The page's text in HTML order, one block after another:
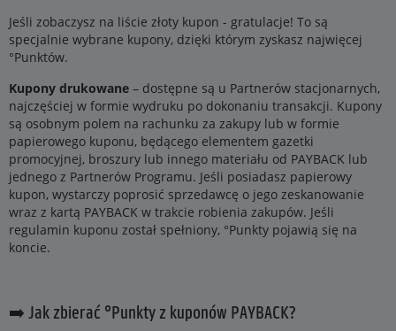
Jeśli zobaczysz na liście złoty kupon - gratulacje! To są
specjalnie wybrane kupony, dzięki którym zyskasz najwięcej
°Punktów.
Kupony drukowane – dostępne są u Partnerów stacjonarnych,
najczęściej w formie wydruku po dokonaniu transakcji. Kupony
są osobnym polem na rachunku za zakupy lub w formie
papierowego kuponu, będącego elementem gazetki
promocyjnej, broszury lub innego materiału od PAYBACK lub
jednego z Partnerów Programu. Jeśli posiadasz papierowy
kupon, wystarczy poprosić sprzedawcę o jego zeskanowanie
wraz z kartą PAYBACK w trakcie robienia zakupów. Jeśli
regulamin kuponu został spełniony, °Punkty pojawią się na
koncie.
➡️ Jak zbierać °Punkty z kuponów PAYBACK?